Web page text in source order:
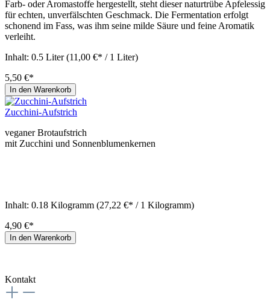
Farb- oder Aromastoffe hergestellt, steht dieser naturtrübe Apfelessig
für echten, unverfälschten Geschmack. Die Fermentation erfolgt
schonend im Fass, was ihm seine milde Säure und feine Aromatik
verleiht.
Inhalt: 0.5 Liter(11,00 €* / 1 Liter)
5,50 €*
In den Warenkorb
Zucchini-Aufstrich
veganer Brotaufstrich
mit Zucchini und Sonnenblumenkernen
Inhalt: 0.18 Kilogramm (27,22 €* / 1 Kilogramm)
4,90 €*
In den Warenkorb
Kontakt